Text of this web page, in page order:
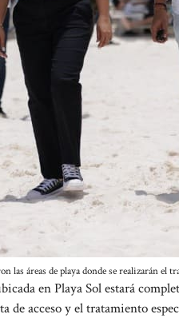
las áreas de playa donde se realizarán el
en Playa Sol estará
acceso y el tratamiento